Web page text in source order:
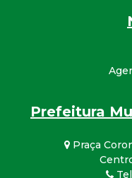
Prefeitura
Praça